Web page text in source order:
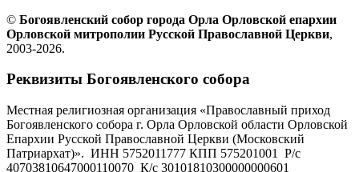
© Богоявленский собор города Орла Орловской епархии
Орловской митрополии Русской Православной Церкви,
2003-2026.
Реквизиты Богоявленского собора
Местная религиозная организация «Православный приход
Богоявленского собора г. Орла Орловской области Орловской
Епархии Русской Православной Церкви (Московский
Патриархат)». ИНН 5752011777 КПП 575201001 Р/с
40703810647000110070 К/с 30101810300000000601